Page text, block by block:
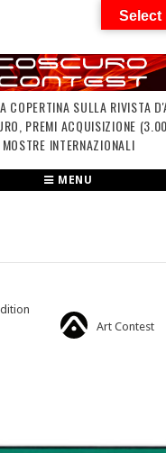
COPERTINA SULLA RIVISTA
PREMI ACQUISIZIONE
MOSTRE INTERNAZIONALI
MENU
Art Contest
Select